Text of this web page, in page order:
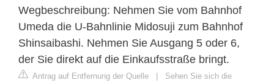
Wegbeschreibung: Nehmen Sie vom Bahnhof
Umeda die U-Bahnlinie Midosuji zum Bahnhof
Shinsaibashi. Nehmen Sie Ausgang 5 oder 6,
der Sie direkt auf die Einkaufsstraße bringt.
Antrag auf Entfernung der Quelle | Sehen Sie sich die